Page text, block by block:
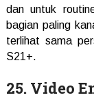
dan untuk
bagian paling
terlihat sama
S21+.
25. Video